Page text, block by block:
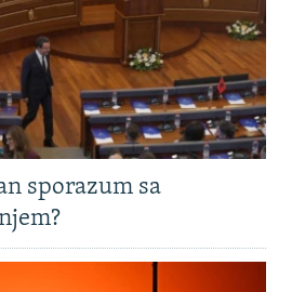
sporazum sa